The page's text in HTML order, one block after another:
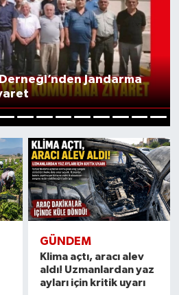
Jandarma
GÜNDEM
Klima açtı, aracı alev
aldı! Uzmanlardan yaz
ayları için kritik uyarı
ve Fikstür